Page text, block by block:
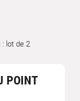
: lot de 2
POINT